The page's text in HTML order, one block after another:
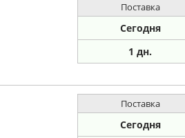
Поставка
Сегодня
1 дн.
Поставка
Сегодня